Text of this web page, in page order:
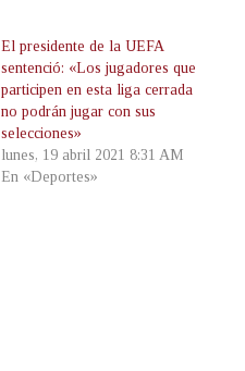
El presidente de la UEFA
sentenció: «Los jugadores que
participen en esta liga cerrada
no podrán jugar con sus
selecciones»
lunes, 19 abril 2021 8:31 AM
En «Deportes»